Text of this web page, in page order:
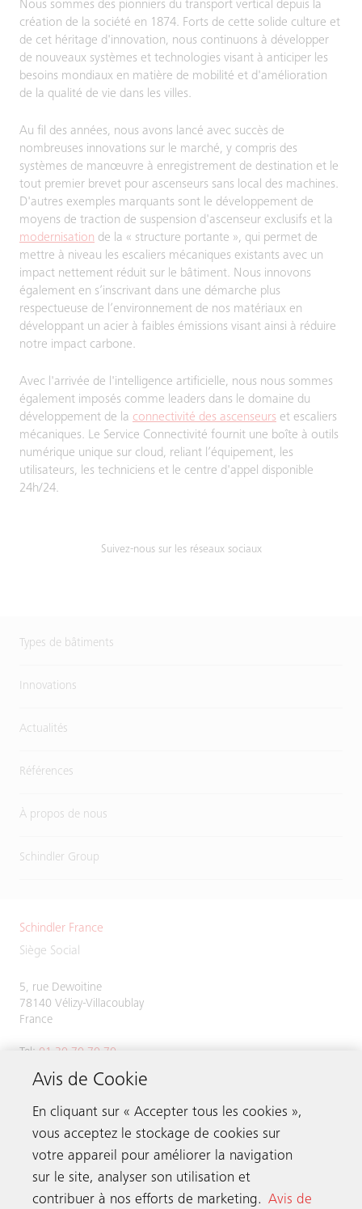
Nous sommes des pionniers du transport vertical depuis la
création de la société en 1874. Forts de cette solide culture et
de cet héritage d'innovation, nous continuons à développer
de nouveaux systèmes et technologies visant à anticiper les
besoins mondiaux en matière de mobilité et d'amélioration
de la qualité de vie dans les villes.
Au fil des années, nous avons lancé avec succès de
nombreuses innovations sur le marché, y compris des
systèmes de manœuvre à enregistrement de destination et le
tout premier brevet pour ascenseurs sans local des machines.
D'autres exemples marquants sont le développement de
moyens de traction de suspension d'ascenseur exclusifs et la
modernisation de la « structure portante », qui permet de
mettre à niveau les escaliers mécaniques existants avec un
impact nettement réduit sur le bâtiment. Nous innovons
également en s’inscrivant dans une démarche plus
respectueuse de l’environnement de nos matériaux en
développant un acier à faibles émissions visant ainsi à réduire
notre impact carbone.
Avec l'arrivée de l'intelligence artificielle, nous nous sommes
également imposés comme leaders dans le domaine du
développement de la connectivité des ascenseurs et escaliers
mécaniques. Le Service Connectivité fournit une boîte à outils
numérique unique sur cloud, reliant l’équipement, les
utilisateurs, les techniciens et le centre d'appel disponible
24h/24.
Suivez-nous sur les réseaux sociaux
Types de bâtiments
Innovations
Actualités
Références
À propos de nous
Schindler Group
Schindler France
Siège Social
5, rue Dewoitine
78140 Vélizy-Villacoublay
France
Tel: 01 30 70 70 70
Nous contacter
Schindler dans le monde
Avis de Cookie
En cliquant sur « Accepter tous les cookies »,
vous acceptez le stockage de cookies sur
votre appareil pour améliorer la navigation
sur le site, analyser son utilisation et
contribuer à nos efforts de marketing. Avis de